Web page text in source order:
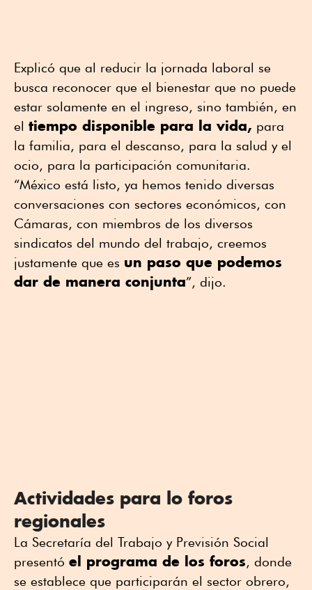
Explicó que al reducir la jornada laboral se
busca reconocer que el bienestar que no puede
estar solamente en el ingreso, sino también, en
el tiempo disponible para la vida, para
la familia, para el descanso, para la salud y el
ocio, para la participación comunitaria.
“México está listo, ya hemos tenido diversas
conversaciones con sectores económicos, con
Cámaras, con miembros de los diversos
sindicatos del mundo del trabajo, creemos
justamente que es un paso que podemos
dar de manera conjunta”, dijo.
Actividades para lo foros
regionales
La Secretaría del Trabajo y Previsión Social
presentó el programa de los foros, donde
se establece que participarán el sector obrero,